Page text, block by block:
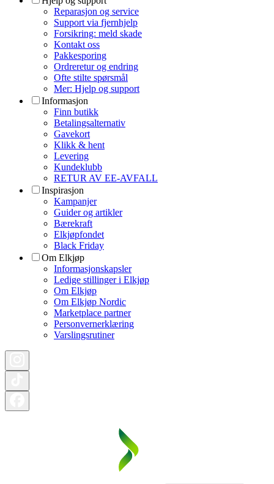
Reparasjon og service
Support via fjernhjelp
Forsikring: meld skade
Kontakt oss
Pakkesporing
Ordreretur og endring
Ofte stilte spørsmål
Mer: Hjelp og support
Informasjon
Finn butikk
Betalingsalternativ
Gavekort
Klikk & hent
Levering
Kundeklubb
RETUR AV EE-AVFALL
Inspirasjon
Kampanjer
Guider og artikler
Bærekraft
Elkjøpfondet
Black Friday
Om Elkjøp
Informasjonskapsler
Ledige stillinger i Elkjøp
Om Elkjøp
Om Elkjøp Nordic
Marketplace partner
Personvernerklæring
Varslingsrutiner